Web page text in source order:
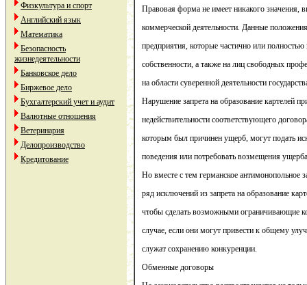
Физкультура и спорт
Английский язык
Математика
Безопасность
жизнедеятельности
Банковское дело
Биржевое дело
Бухгалтерский учет и аудит
Валютные отношения
Ветеринария
Делопроизводство
Кредитование
Правовая форма не имеет никакого значения,
коммерческой деятельности. Данные
предприятия, которые частично или
собственности, а также на лиц свободных
на области суверенной деятельности
Нарушение запрета на образование картелей
недействительности соответствующего
которым был причинен ущерб, могут подать
поведения или потребовать возмещения
Но вместе с тем германское антимонопольное
ряд исключений из запрета на образование
чтобы сделать возможными ограничивающие
случае, если они могут привести к общему
служат сохранению конкуренции.
Обменные договоры